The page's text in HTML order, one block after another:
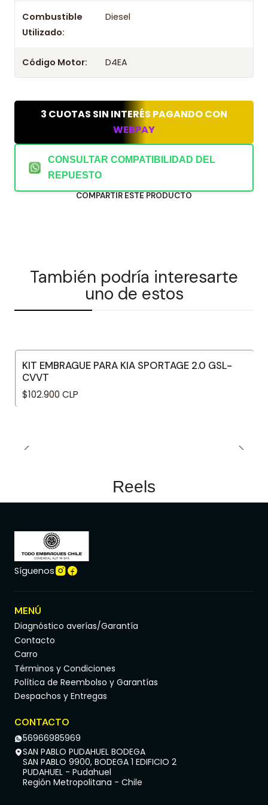
Combustible
Utilizado:
Diesel
Código Motor: D4EA
3 CUOTAS SIN INTERÉS PAGANDO CON
WEBPAY
CONSULTAR COMPATIBILIDAD DEL
REPUESTO
COMPARTIR ESTE PRODUCTO
También podría interesarte
uno de estos
KIT EMBRAGUE PARA KIA SPORTAGE 2.0 GSL-
CVVT
$102.900 CLP
Reels
Síguenos
MENÚ
Diagnóstico averías/Garantía
Contacto
Carro
Términos y Condiciones
Política de Reembolso y Garantías
Despachos y Entregas
CONTACTO
56966985969
SAN PABLO PUDAHUEL BODEGA
SAN PABLO 9900, BODEGA 1 EDIFICIO 2
PUDAHUEL - Pudahuel
Región Metropolitana - Chile